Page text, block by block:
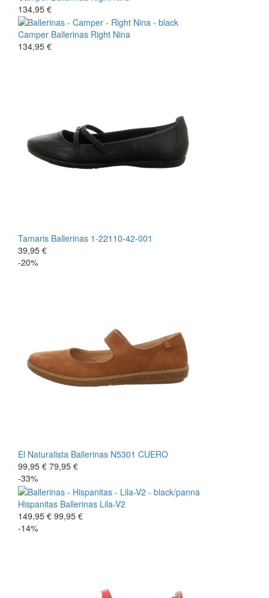
134,95 €
Camper Ballerinas Right Nina
134,95 €
Tamaris Ballerinas 1-22110-42-001
39,95 €
-20%
El Naturalista Ballerinas N5301 CUERO
99,95 € 79,95 €
-33%
Hispanitas Ballerinas Lila-V2
149,95 € 99,95 €
-14%